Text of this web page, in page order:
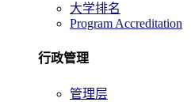
大学排名
Program Accreditation
行政管理
管理层